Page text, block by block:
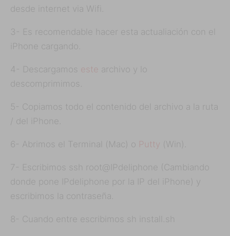
desde internet via Wifi.
3- Es recomendable hacer esta actualiación con el
iPhone cargando.
4- Descargamos este archivo y lo
descomprimimos.
5- Copiamos todo el contenido del archivo a la ruta
/ del iPhone.
6- Abrimos el Terminal (Mac) o Putty (Win).
7- Escribimos ssh root@IPdeliphone (Cambiando
donde pone IPdeliphone por la IP del iPhone) y
escribimos la contraseña.
8- Cuando entre escribimos sh install.sh